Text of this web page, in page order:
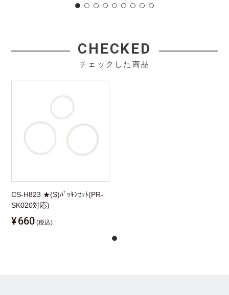
CHECKED
チェックした商品
CS-H823 ★(S)ﾊﾟｯｷﾝｾｯﾄ(PR-
SK020対応)
¥660 (税込)